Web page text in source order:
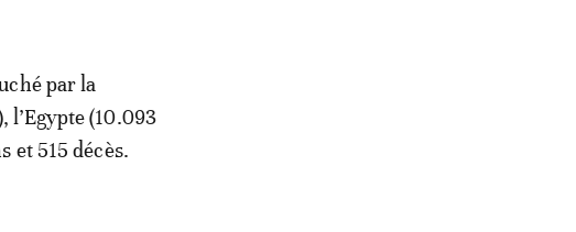
par la
l’Egypte (10.093
et 515 décès.